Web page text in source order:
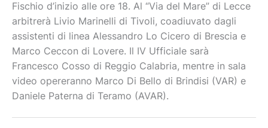
Fischio d’inizio alle ore 18. Al “Via del Mare” di Lecce
arbitrerà Livio Marinelli di Tivoli, coadiuvato dagli
assistenti di linea Alessandro Lo Cicero di Brescia e
Marco Ceccon di Lovere. Il IV Ufficiale sarà
Francesco Cosso di Reggio Calabria, mentre in sala
video opereranno Marco Di Bello di Brindisi (VAR) e
Daniele Paterna di Teramo (AVAR).